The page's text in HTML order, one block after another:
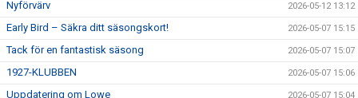
Nyförvärv 2026-05-12 13:12
Early Bird – Säkra ditt säsongskort! 2026-05-07 15:15
Tack för en fantastisk säsong 2026-05-07 15:07
1927-KLUBBEN 2026-05-07 15:06
Uppdatering om Lowe 2026-05-07 15:04